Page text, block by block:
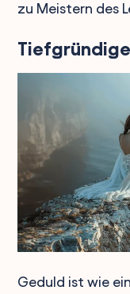
zu Meistern des
Geduld ist wie